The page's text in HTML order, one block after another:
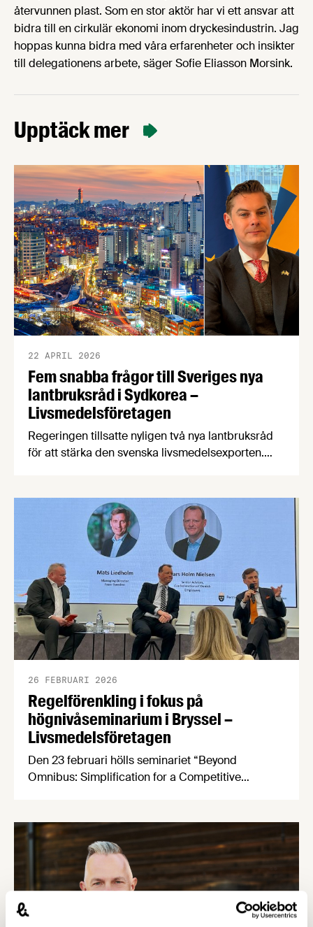
återvunnen plast. Som en stor aktör har vi ett ansvar att
bidra till en cirkulär ekonomi inom dryckesindustrin. Jag
hoppas kunna bidra med våra erfarenheter och insikter
till delegationens arbete, säger Sofie Eliasson Morsink.
Upptäck mer
Fem snabba frågor till Sveriges nya
lantbruksråd i Sydkorea –
Livsmedelsföretagen
22 APRIL 2026
Regeringen tillsatte nyligen två nya lantbruksråd
för att stärka den svenska livsmedelsexporten.
med exportambitioner? Vi hörde av oss till
lantbruksrådet Mattias Dec för att få reda på mer.
Syftet med regeringens lantbruksråd är att främja
svensk livsmedelsexport, stärka handelsrelationer
och bevaka …
Regelförenkling i fokus på
högnivåseminarium i Bryssel –
Livsmedelsföretagen
26 FEBRUARI 2026
Den 23 februari hölls seminariet “Beyond
Omnibus: Simplification for a Competitive
representation vid EU.